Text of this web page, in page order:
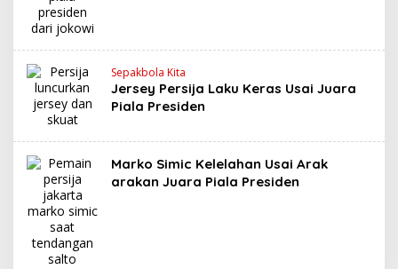
Sepakbola Kita
Jersey Persija Laku Keras Usai Juara
Piala Presiden
Marko Simic Kelelahan Usai Arak
arakan Juara Piala Presiden